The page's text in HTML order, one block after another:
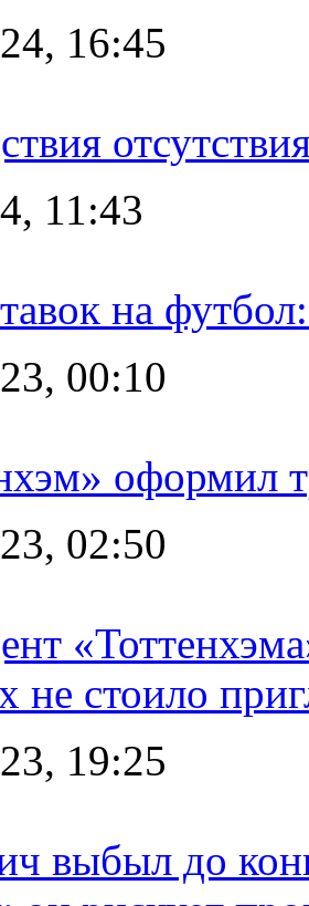
16:45
11:43
на
00:10
оформил
02:50
не стоило
19:25
выбыл до